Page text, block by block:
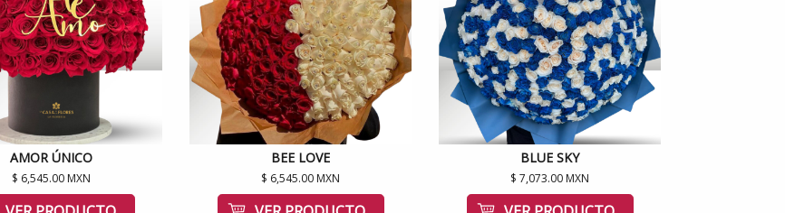
AMOR ÚNICO
$ 6,545.00 MXN
BEE LOVE
$ 6,545.00 MXN
BLUE SKY
$ 7,073.00 MXN